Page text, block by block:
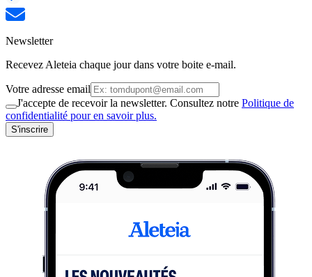
Newsletter
Recevez Aleteia chaque jour dans votre boite e-mail.
Votre adresse email
J'accepte de recevoir la newsletter. Consultez notre Politique de
confidentialité pour en savoir plus.
S'inscrire